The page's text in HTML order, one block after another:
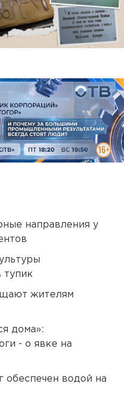
направления у
тупик
жителям
дома»:
- о явке на
водой на